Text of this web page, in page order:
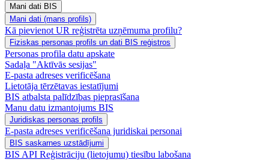
Mani dati BIS
Mani dati (mans profils)
Kā pievienot UR reģistrēta uzņēmuma profilu?
Fiziskas personas profils un dati BIS reģistros
Personas profila datu apskate
Sadaļa "Aktīvās sesijas"
E-pasta adreses verificēšana
Lietotāja tērzētavas iestatījumi
BIS atbalsta palīdzības pieprasīšana
Manu datu izmantojums BIS
Juridiskas personas profils
E-pasta adreses verificēšana juridiskai personai
BIS saskarnes uzstādījumi
BIS API Reģistrāciju (lietojumu) tiesību labošana